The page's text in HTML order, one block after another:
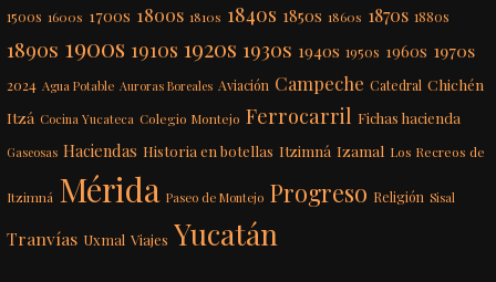
1500s 1600s 1700s 1800s 1810s 1840s 1850s 1860s 1870s 1880s
1890s 1900s 1910s 1920s 1930s 1940s 1950s 1960s 1970s
2024 Agua Potable Auroras Boreales Aviación Campeche Catedral Chichén
Itzá Cocina Yucateca Colegio Montejo Ferrocarril Fichas hacienda
Gaseosas Haciendas Historia en botellas Itzimná Izamal Los Recreos de
Itzimná Mérida Paseo de Montejo Progreso Religión Sisal
Tranvías Uxmal Viajes Yucatán